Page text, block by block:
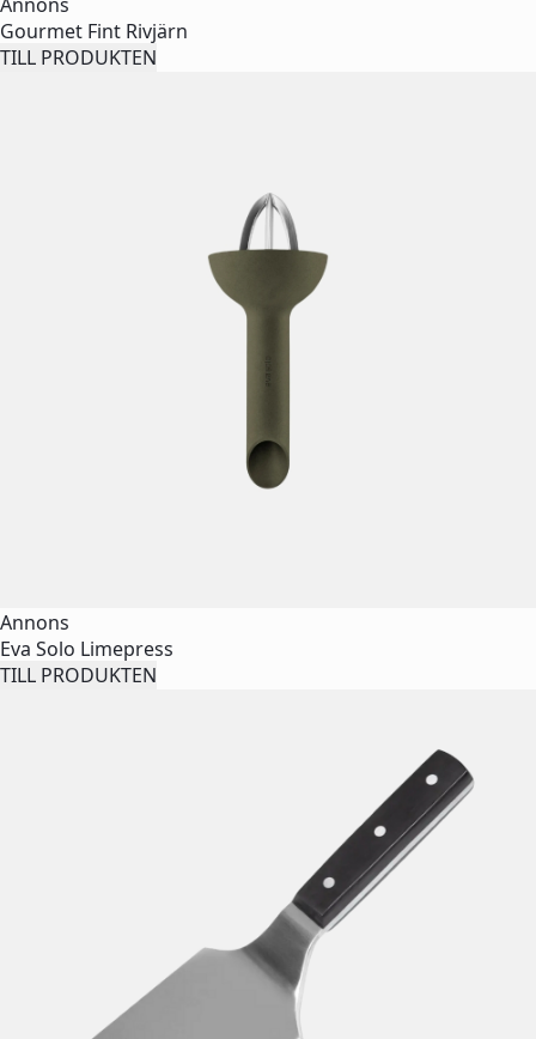
Annons
Gourmet Fint Rivjärn
TILL PRODUKTEN
Annons
Eva Solo Limepress
TILL PRODUKTEN